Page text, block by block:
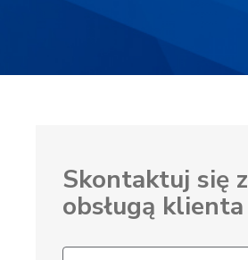
Skontaktuj się z
obsługą klienta